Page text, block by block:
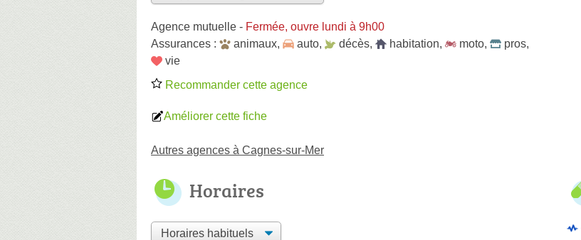
Agence mutuelle - Fermée, ouvre lundi à 9h00
Assurances :
animaux, auto, décès, habitation, moto, pros,
vie
Recommander cette agence
Améliorer cette fiche
Autres agences à Cagnes-sur-Mer
Horaires